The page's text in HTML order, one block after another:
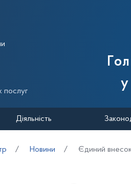
Державної
послуг
Діяльність
Новини Єдиний